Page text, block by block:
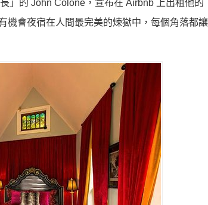
」的 John Colone，宣布在 Airbnb 上出租他的
機會夜宿在人間最完美的煉獄中，每個角落都